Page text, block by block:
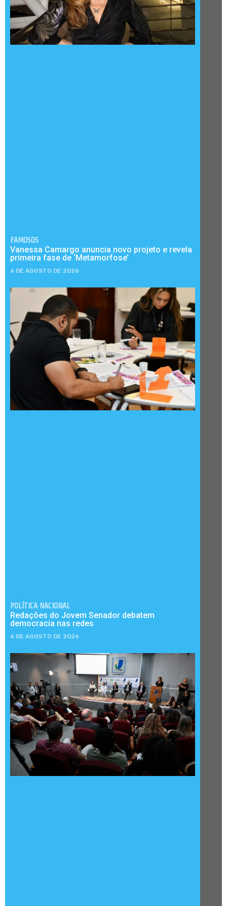
FAMOSOS
Vanessa Camargo anuncia novo projeto e revela
primeira fase de ‘Metamorfose’
6 DE AGOSTO DE 2026
POLÍTICA NACIONAL
Redações do Jovem Senador debatem
democracia nas redes
6 DE AGOSTO DE 2026